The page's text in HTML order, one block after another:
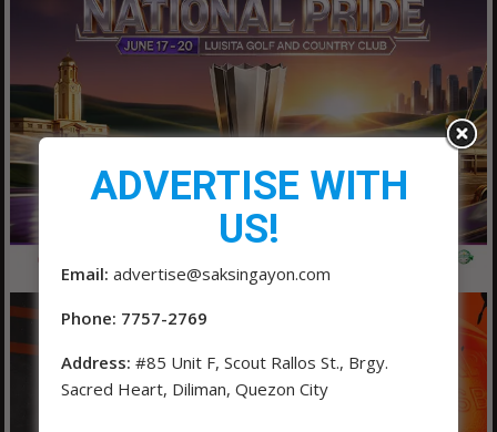
ADVERTISE WITH
US!
Email: advertise@saksingayon.com
Phone: 7757-2769
Address: #85 Unit F, Scout Rallos St., Brgy.
Sacred Heart, Diliman, Quezon City